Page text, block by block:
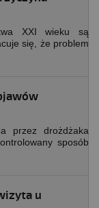
XXI wieku są
się, że problem
przez drożdżaka
sposób
u